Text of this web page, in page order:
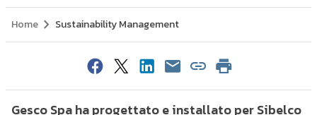
Home Sustainability Management
Gesco Spa ha progettato e installato per Sibelco